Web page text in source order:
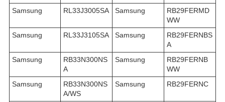
Samsung
RL33J3005SA Samsung
RB29FERMD
WW
Samsung
RL33J3105SA Samsung
RB29FERNBS
A
Samsung
RB33N300NS
A
Samsung
RB29FERNB
WW
Samsung
RB33N300NS
A/WS
Samsung RB29FERNC